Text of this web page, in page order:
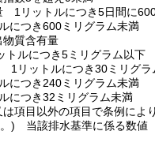
1リットルにつき5日間に
につき600ミリグラム未満
物質含有量
ルにつき5ミリグラム以下
1リットルにつき30ミリグラ
につき240ミリグラム未満
につき32ミリグラム未満
は項目以外の項目で条例によ
) 当該排水基準に係る数値